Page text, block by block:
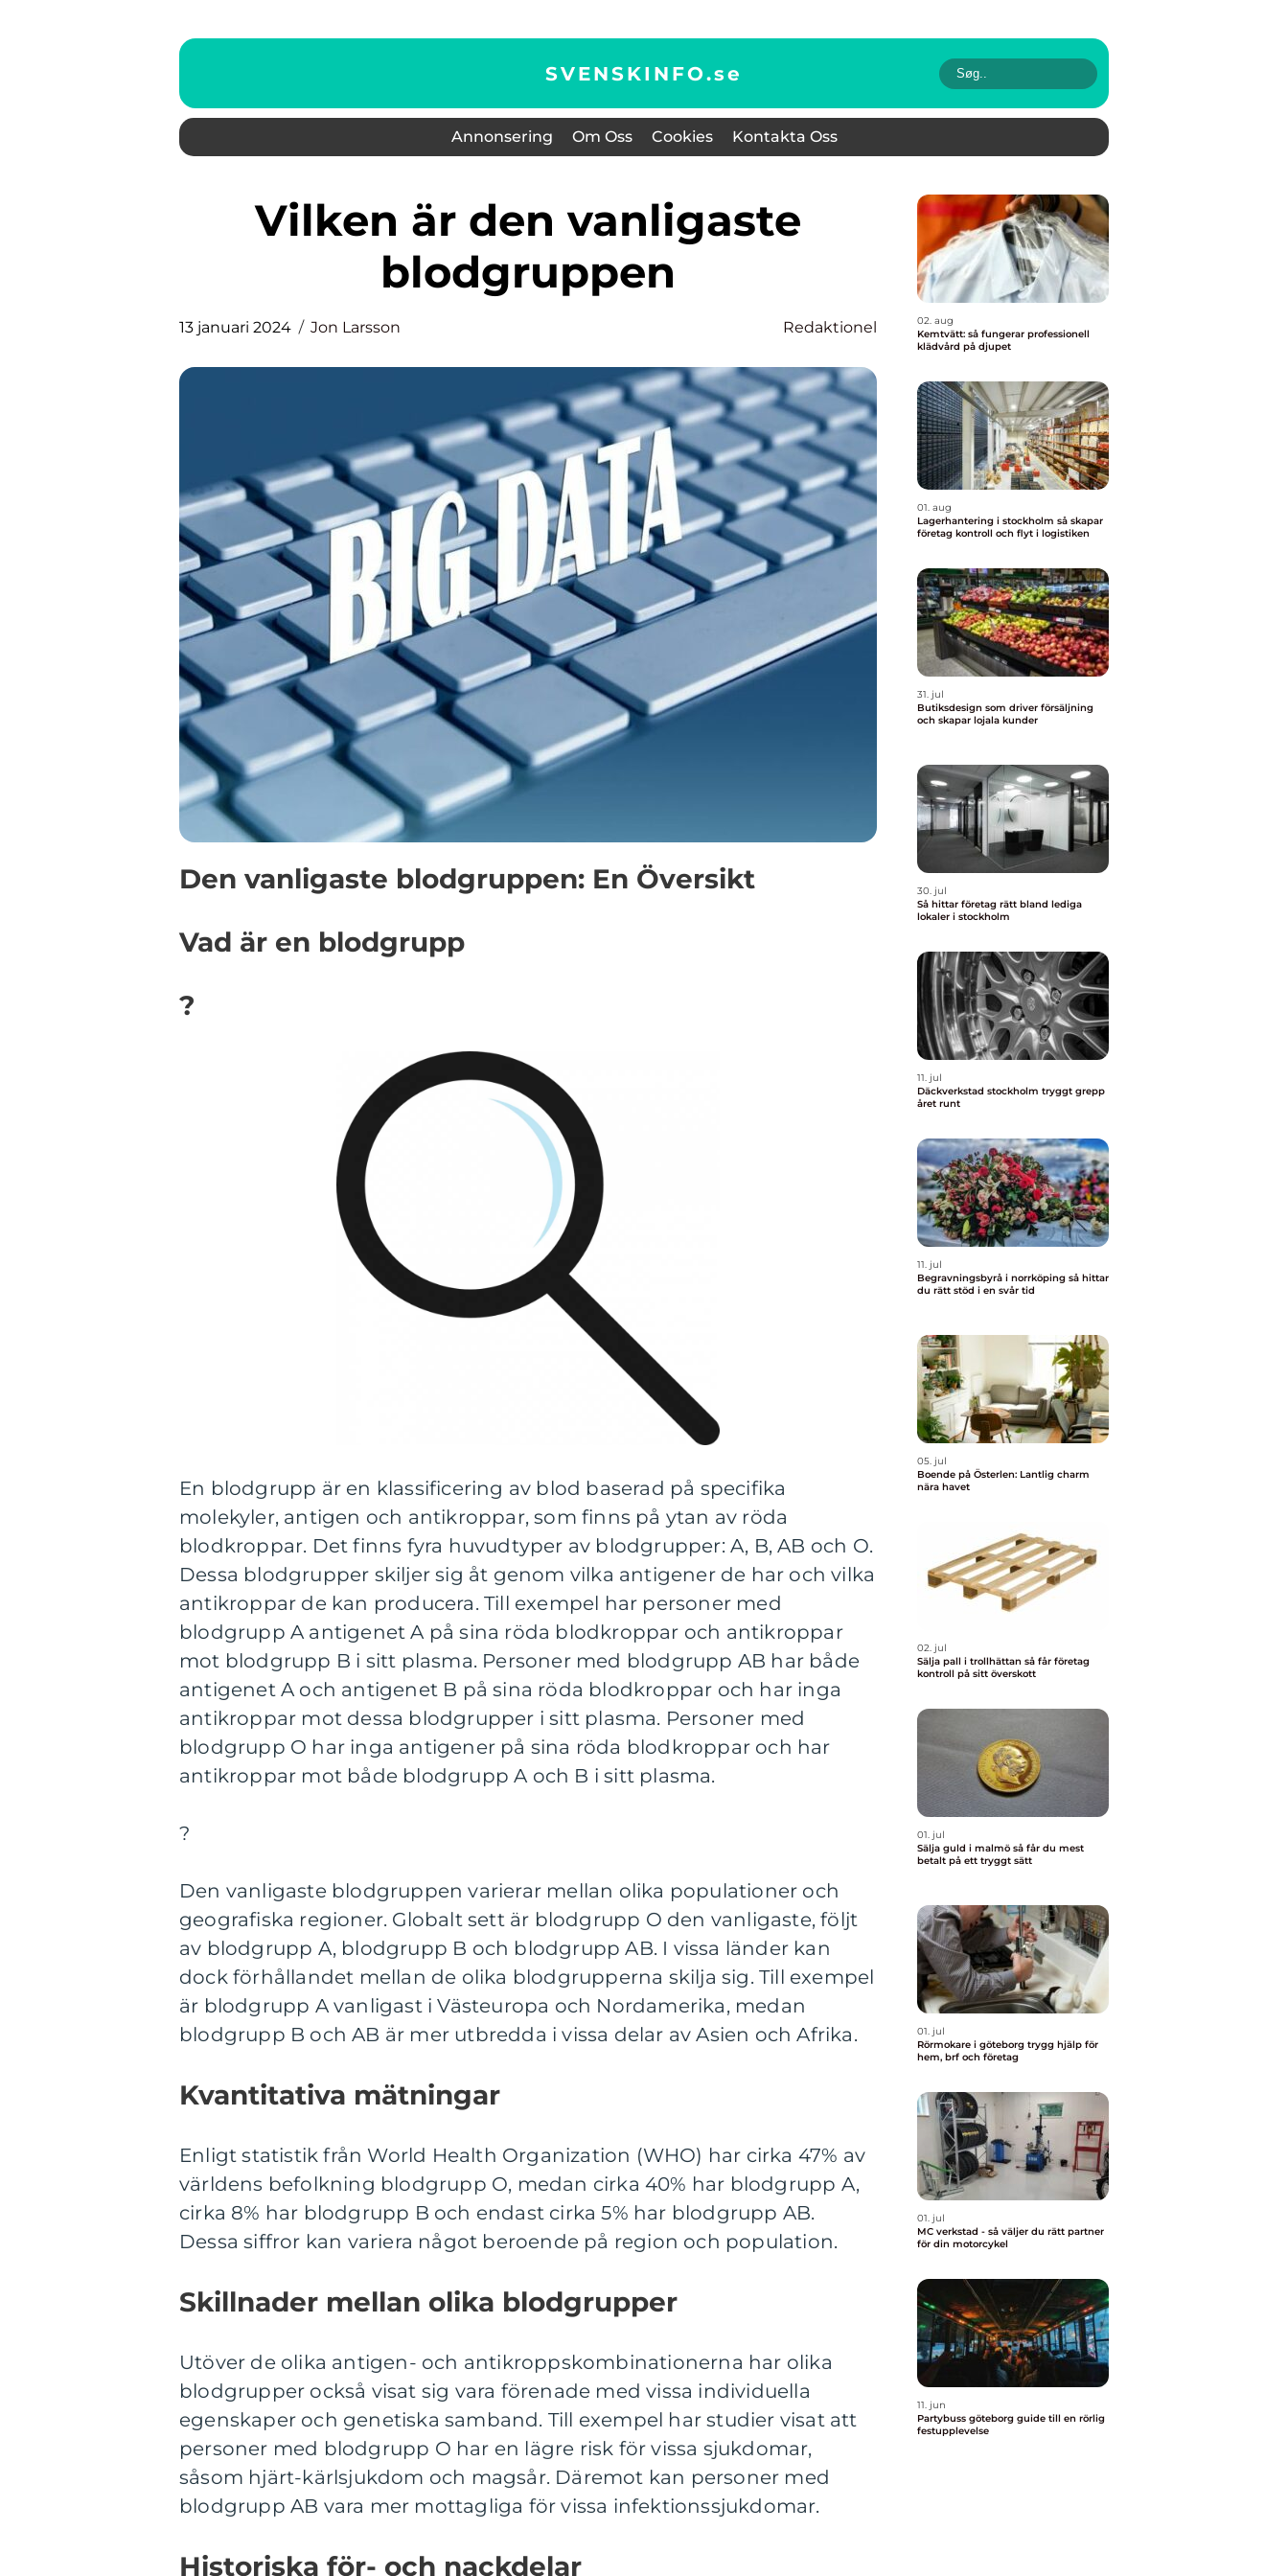
SVENSKINFO.se
Annonsering Om Oss Cookies Kontakta Oss
Vilken är den vanligaste
blodgruppen
13 januari 2024 Jon Larsson Redaktionel
Den vanligaste blodgruppen: En Översikt
Vad är en blodgrupp
?
En blodgrupp är en klassificering av blod baserad på specifika
molekyler, antigen och antikroppar, som finns på ytan av röda
blodkroppar. Det finns fyra huvudtyper av blodgrupper: A, B, AB och O.
Dessa blodgrupper skiljer sig åt genom vilka antigener de har och vilka
antikroppar de kan producera. Till exempel har personer med
blodgrupp A antigenet A på sina röda blodkroppar och antikroppar
mot blodgrupp B i sitt plasma. Personer med blodgrupp AB har både
antigenet A och antigenet B på sina röda blodkroppar och har inga
antikroppar mot dessa blodgrupper i sitt plasma. Personer med
blodgrupp O har inga antigener på sina röda blodkroppar och har
antikroppar mot både blodgrupp A och B i sitt plasma.
?
Den vanligaste blodgruppen varierar mellan olika populationer och
geografiska regioner. Globalt sett är blodgrupp O den vanligaste, följt
av blodgrupp A, blodgrupp B och blodgrupp AB. I vissa länder kan
dock förhållandet mellan de olika blodgrupperna skilja sig. Till exempel
är blodgrupp A vanligast i Västeuropa och Nordamerika, medan
blodgrupp B och AB är mer utbredda i vissa delar av Asien och Afrika.
Kvantitativa mätningar
Enligt statistik från World Health Organization (WHO) har cirka 47% av
världens befolkning blodgrupp O, medan cirka 40% har blodgrupp A,
cirka 8% har blodgrupp B och endast cirka 5% har blodgrupp AB.
Dessa siffror kan variera något beroende på region och population.
Skillnader mellan olika blodgrupper
Utöver de olika antigen- och antikroppskombinationerna har olika
blodgrupper också visat sig vara förenade med vissa individuella
egenskaper och genetiska samband. Till exempel har studier visat att
personer med blodgrupp O har en lägre risk för vissa sjukdomar,
såsom hjärt-kärlsjukdom och magsår. Däremot kan personer med
blodgrupp AB vara mer mottagliga för vissa infektionssjukdomar.
Historiska för- och nackdelar
02. aug
Kemtvätt: så fungerar professionell
klädvård på djupet
01. aug
Lagerhantering i stockholm så skapar
företag kontroll och flyt i logistiken
31. jul
Butiksdesign som driver försäljning
och skapar lojala kunder
30. jul
Så hittar företag rätt bland lediga
lokaler i stockholm
11. jul
Däckverkstad stockholm tryggt grepp
året runt
11. jul
Begravningsbyrå i norrköping så hittar
du rätt stöd i en svår tid
05. jul
Boende på Österlen: Lantlig charm
nära havet
02. jul
Sälja pall i trollhättan så får företag
kontroll på sitt överskott
01. jul
Sälja guld i malmö så får du mest
betalt på ett tryggt sätt
01. jul
Rörmokare i göteborg trygg hjälp för
hem, brf och företag
01. jul
MC verkstad - så väljer du rätt partner
för din motorcykel
11. jun
Partybuss göteborg guide till en rörlig
festupplevelse